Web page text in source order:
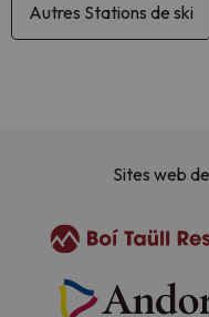
Autres Stations de ski
Sites web